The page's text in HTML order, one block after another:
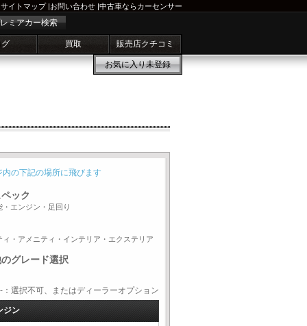
サイトマップ|お問い合わせ |中古車ならカーセンサー
ミアカー検索
買取 販売店クチコミ
お気に入り未登録
内の下記の場所に飛びます
ック
・エンジン・足回り
ィ・アメニティ・インテリア・エクステリア
グレード選択
択不可、またはディーラーオプション
ジン